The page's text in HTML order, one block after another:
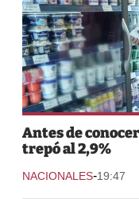
Antes de
trepó al 2,9%
NACIONALES-19:47